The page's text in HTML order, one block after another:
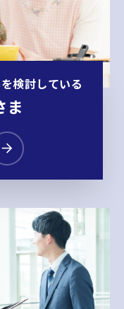
検討している
ま